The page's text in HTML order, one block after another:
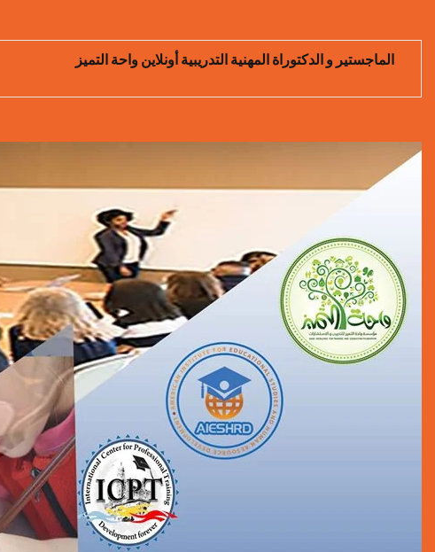
الماجستير و الدكتوراة المهنية التدريبية أونلاين واحة التميز